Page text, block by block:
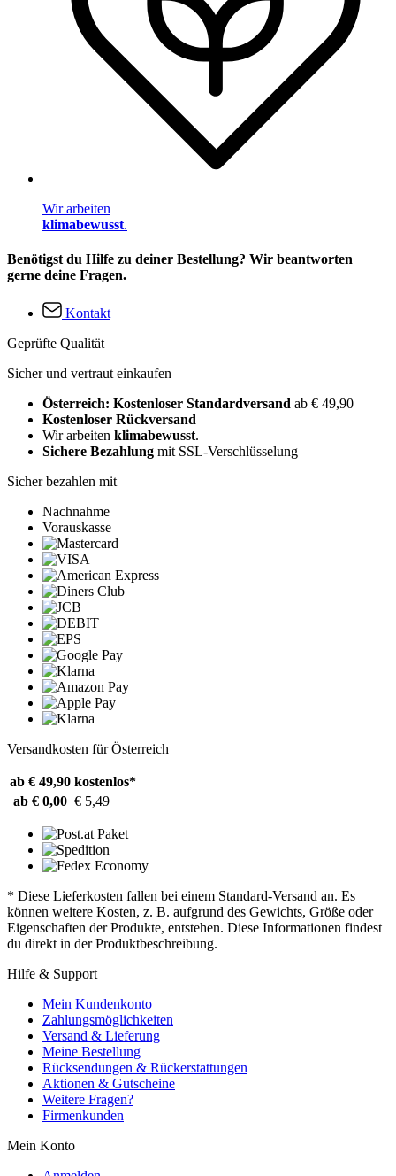
Wir arbeiten
klimabewusst.
Benötigst du Hilfe zu deiner Bestellung? Wir beantworten
gerne deine Fragen.
Kontakt
Geprüfte Qualität
Sicher und vertraut einkaufen
Österreich: Kostenloser Standardversand ab € 49,90
Kostenloser Rückversand
Wir arbeiten klimabewusst.
Sichere Bezahlung mit SSL-Verschlüsselung
Sicher bezahlen mit
Nachnahme
Vorauskasse
Versandkosten für Österreich
ab € 49,90 kostenlos*
ab € 0,00 € 5,49
* Diese Lieferkosten fallen bei einem Standard-Versand an. Es
können weitere Kosten, z. B. aufgrund des Gewichts, Größe oder
Eigenschaften der Produkte, entstehen. Diese Informationen findest
du direkt in der Produktbeschreibung.
Hilfe & Support
Mein Kundenkonto
Zahlungsmöglichkeiten
Versand & Lieferung
Meine Bestellung
Rücksendungen & Rückerstattungen
Aktionen & Gutscheine
Weitere Fragen?
Firmenkunden
Mein Konto